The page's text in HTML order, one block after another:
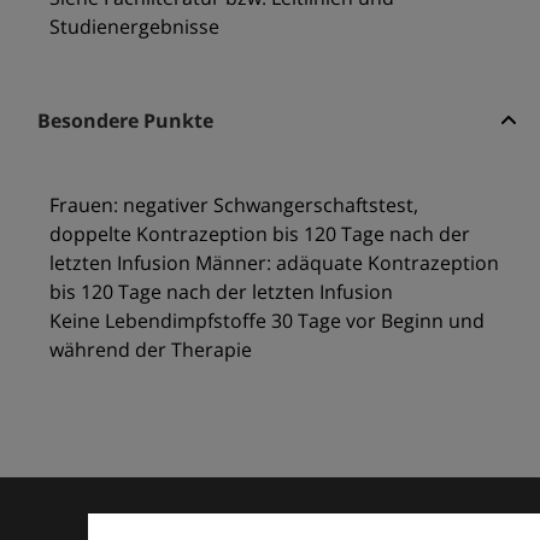
Studienergebnisse
Besondere Punkte
Frauen: negativer Schwangerschaftstest,
doppelte Kontrazeption bis 120 Tage nach der
letzten Infusion Männer: adäquate Kontrazeption
bis 120 Tage nach der letzten Infusion
Keine Lebendimpfstoffe 30 Tage vor Beginn und
während der Therapie